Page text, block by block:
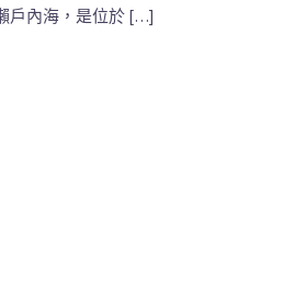
戶內海，是位於 […]